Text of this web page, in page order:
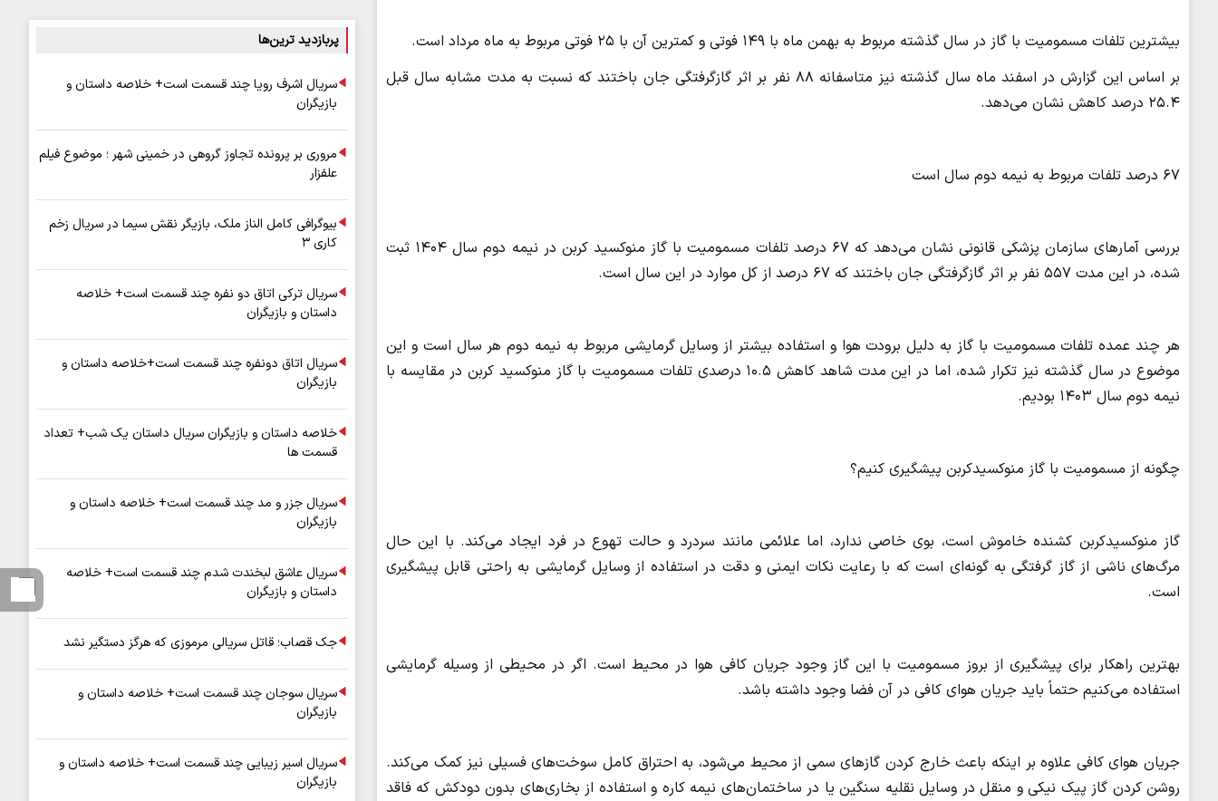
بیشترین تلفات مسمومیت با گاز در سال گذشته مربوط به بهمن ماه با ۱۴۹ فوتی و کمترین آن با ۲۵ فوتی مربوط به ماه مرداد است.
بر اساس این گزارش در اسفند ماه سال گذشته نیز متاسفانه ۸۸ نفر بر اثر گازگرفتگی جان باختند که نسبت به مدت مشابه سال قبل
۲۵.۴ درصد کاهش نشان می‌دهد.
۶۷ درصد تلفات مربوط به نیمه دوم سال است
بررسی آمارهای سازمان پزشکی قانونی نشان می‌دهد که ۶۷ درصد تلفات مسمومیت با گاز منوکسید کربن در نیمه دوم سال ۱۴۰۴ ثبت
شده، در این مدت ۵۵۷ نفر بر اثر گازگرفتگی جان باختند که ۶۷ درصد از کل موارد در این سال است.
هر چند عمده تلفات مسمومیت با گاز به دلیل برودت هوا و استفاده بیشتر از وسایل گرمایشی مربوط به نیمه دوم هر سال است و این
موضوع در سال گذشته نیز تکرار شده، اما در این مدت شاهد کاهش ۱۰.۵ درصدی تلفات مسمومیت با گاز منوکسید کربن در مقایسه با
نیمه دوم سال ۱۴۰۳ بودیم.
چگونه از مسمومیت با گاز منوکسیدکربن پیشگیری کنیم؟
گاز منوکسیدکربن کشنده خاموش است، بوی خاصی ندارد، اما علائمی مانند سردرد و حالت تهوع در فرد ایجاد می‌کند. با این حال
مرگ‌های ناشی از گاز گرفتگی به گونه‌ای است که با رعایت نکات ایمنی و دقت در استفاده از وسایل گرمایشی به راحتی قابل پیشگیری
است.
بهترین راهکار برای پیشگیری از بروز مسمومیت با این گاز وجود جریان کافی هوا در محیط است. اگر در محیطی از وسیله گرمایشی
استفاده می‌کنیم حتماً باید جریان هوای کافی در آن فضا وجود داشته باشد.
جریان هوای کافی علاوه بر اینکه باعث خارج کردن گازهای سمی از محیط می‌شود، به احتراق کامل سوخت‌های فسیلی نیز کمک می‌کند.
روشن کردن گاز پیک نیکی و منقل در وسایل نقلیه سنگین یا در ساختمان‌های نیمه کاره و استفاده از بخاری‌های بدون دودکش که فاقد
پربازدید ترین‌ها
سریال اشرف رویا چند قسمت است+ خلاصه داستان و
بازیگران
مروری بر پرونده تجاوز گروهی در خمینی شهر ؛ موضوع فیلم
علفزار
بیوگرافی کامل الناز ملک، بازیگر نقش سیما در سریال زخم
کاری ۳
سریال ترکی اتاق دو نفره چند قسمت است+ خلاصه
داستان و بازیگران
سریال اتاق دونفره چند قسمت است+خلاصه داستان و
بازیگران
خلاصه داستان و بازیگران سریال داستان یک شب+ تعداد
قسمت ها
سریال جزر و مد چند قسمت است+ خلاصه داستان و
بازیگران
سریال عاشق لبخندت شدم چند قسمت است+ خلاصه
داستان و بازیگران
جک قصاب؛ قاتل سریالی مرموزی که هرگز دستگیر نشد
سریال سوجان چند قسمت است+ خلاصه داستان و
بازیگران
سریال اسیر زیبایی چند قسمت است+ خلاصه داستان و
بازیگران